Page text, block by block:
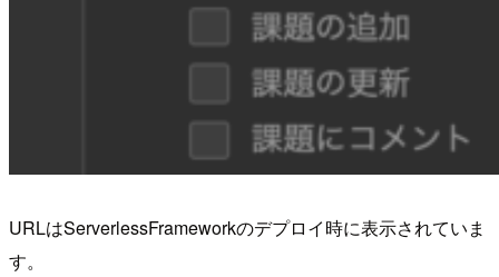
URLはServerlessFrameworkのデプロイ時に表示されていま
す。